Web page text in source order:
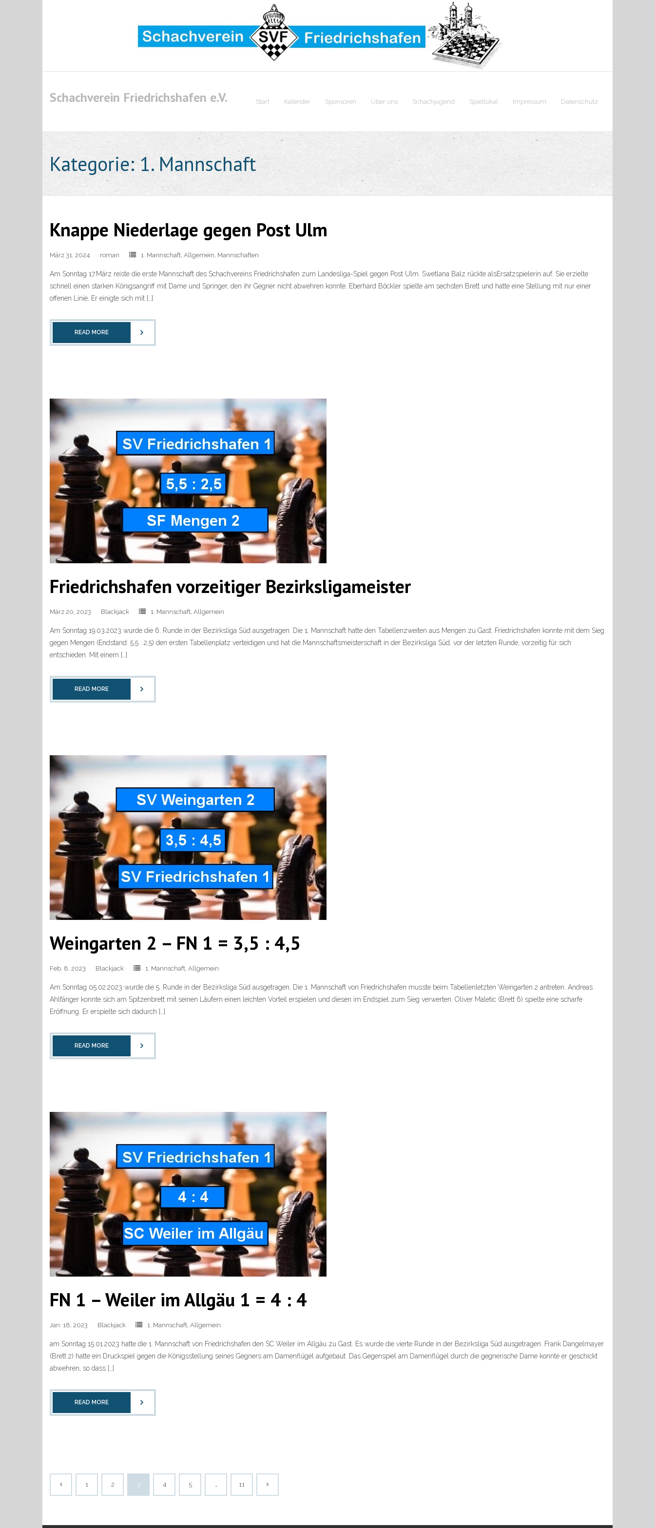
Schachverein Friedrichshafen e.V. Start Kalender Sponsoren Über uns Schachjugend Spiellokal Impressum Datenschutz
Kategorie:1. Mannschaft
Knappe Niederlage gegen Post Ulm
März 31, 2024 roman 1. Mannschaft, Allgemein, Mannschaften
Am Sonntag 17.März reiste die erste Mannschaft des Schachvereins Friedrichshafen zum Landesliga-Spiel gegen Post Ulm. Swetlana Balz rückte alsErsatzspielerin auf. Sie erzielte
schnell einen starken Königsangriff mit Dame und Springer, den ihr Gegner nicht abwehren konnte. Eberhard Böckler spielte am sechsten Brett und hatte eine Stellung mit nur einer
offenen Linie. Er einigte sich mit […]
READ MORE
Friedrichshafen vorzeitiger Bezirksligameister
März 20, 2023 Blackjack 1. Mannschaft, Allgemein
Am Sonntag 19.03.2023 wurde die 6. Runde in der Bezirksliga Süd ausgetragen. Die 1. Mannschaft hatte den Tabellenzweiten aus Mengen zu Gast. Friedrichshafen konnte mit dem Sieg
gegen Mengen (Endstand: 5,5 : 2,5) den ersten Tabellenplatz verteidigen und hat die Mannschaftsmeisterschaft in der Bezirksliga Süd, vor der letzten Runde, vorzeitig für sich
entschieden. Mit einem […]
READ MORE
Weingarten 2 – FN 1 = 3,5 : 4,5
Feb. 8, 2023 Blackjack 1. Mannschaft, Allgemein
Am Sonntag 05.02.2023 wurde die 5. Runde in der Bezirksliga Süd ausgetragen. Die 1. Mannschaft von Friedrichshafen musste beim Tabellenletzten Weingarten 2 antreten. Andreas
Ahlfänger konnte sich am Spitzenbrett mit seinen Läufern einen leichten Vorteil erspielen und diesen im Endspiel zum Sieg verwerten. Oliver Maletic (Brett 6) spielte eine scharfe
Eröffnung. Er erspielte sich dadurch […]
READ MORE
FN 1 – Weiler im Allgäu 1 = 4 : 4
Jan. 18, 2023 Blackjack 1. Mannschaft, Allgemein
am Sonntag 15.01.2023 hatte die 1. Mannschaft von Friedrichshafen den SC Weiler im Allgäu zu Gast. Es wurde die vierte Runde in der Bezirksliga Süd ausgetragen. Frank Dangelmayer
(Brett 2) hatte ein Druckspiel gegen die Königsstellung seines Gegners am Damenflügel aufgebaut. Das Gegenspiel am Damenflügel durch die gegnerische Dame konnte er geschickt
abwehren, so dass […]
READ MORE
1 2 3 4 5 … 11